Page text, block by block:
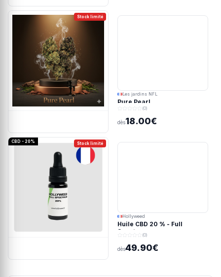
Stock limité
Les jardins NFL
Pure Pearl
(0)
dès18.00€
Stock limité
CBD - 20%
Hollyweed
Huile CBD 20 % - Full
Spectrum
(0)
dès49.90€